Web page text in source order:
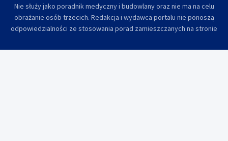
Nie służy jako poradnik medyczny i budowlany oraz nie ma na celu
obrażanie osób trzecich. Redakcja i wydawca portalu nie ponoszą
odpowiedzialności ze stosowania porad zamieszczanych na stronie